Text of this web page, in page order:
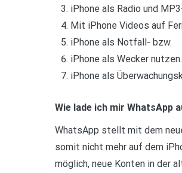
iPhone als Radio und
Mit iPhone Videos auf
iPhone als Notfall- bzw.
iPhone als Wecker nutzen.
iPhone als
Wie lade ich mir WhatsApp
WhatsApp stellt mit dem
somit nicht mehr auf dem
möglich, neue Konten in der